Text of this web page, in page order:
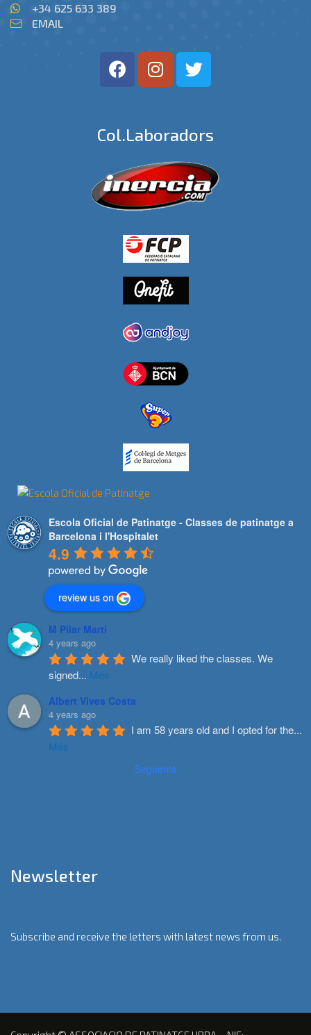
+34 625 633 389
EMAIL
Col.laboradors
Escola Oficial de Patinatge - Classes de patinatge a
Barcelona i l'Hospitalet
4.9
review us on
M Pilar Marti
4 years ago
We really liked the classes. We
signed... Més
Albert Vives Costa
4 years ago
I am 58 years old and I opted for the...
Més
Següents
Newsletter
Subscribe and receive the letters with latest news from us.